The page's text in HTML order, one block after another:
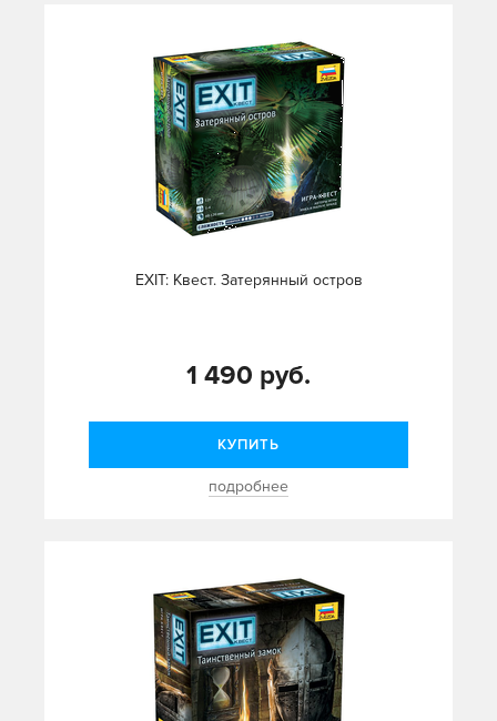
EXIT: Квест. Затерянный остров
1 490 руб.
КУПИТЬ
подробнее